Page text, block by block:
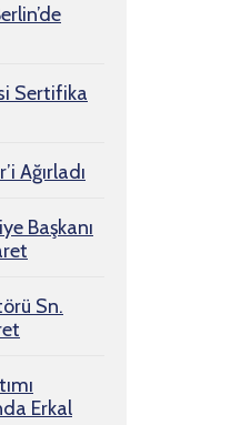
Sertifika
Ağırladı
Başkanı
Sn.
Erkal